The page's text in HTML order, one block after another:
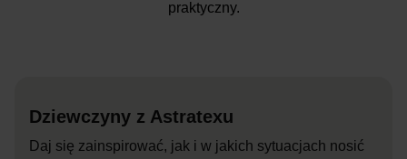
praktyczny.
Dziewczyny z Astratexu
Daj się zainspirować, jak i w jakich sytuacjach nosić